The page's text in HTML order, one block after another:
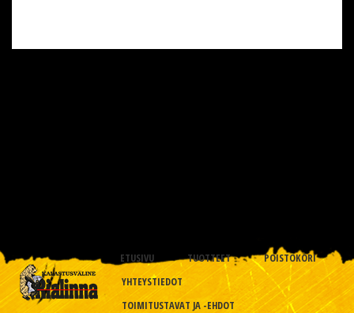
ETUSIVU TUOTTEET
POISTOKORI
YHTEYSTIEDOT
TOIMITUSTAVAT JA -EHDOT